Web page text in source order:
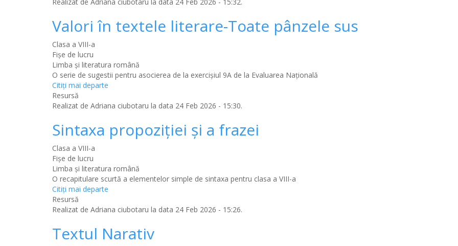
Valori în textele literare-Toate pânzele sus
Clasa a VIII-a
Fișe de lucru
Limba şi literatura română
O serie de sugestii pentru asocierea de la exercişiul 9A de la Evaluarea Naţională
Citiţi mai departe
Resursă
Realizat de Adriana ciubotaru la data 24 Feb 2026 - 15:30.
Sintaxa propoziţiei şi a frazei
Clasa a VIII-a
Fișe de lucru
Limba şi literatura română
O recapitulare scurtă a elementelor simple de sintaxa pentru clasa a VIII-a
Citiţi mai departe
Resursă
Realizat de Adriana ciubotaru la data 24 Feb 2026 - 15:26.
Textul Narativ